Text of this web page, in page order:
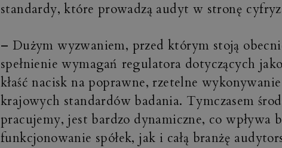
standardy, które prowadzą audyt w stronę
– Dużym wyzwaniem, przed którym stoją
spełnienie wymagań regulatora dotyczących
kłaść nacisk na poprawne, rzetelne
krajowych standardów badania. Tymczasem
pracujemy, jest bardzo dynamiczne, co wpływa
funkcjonowanie spółek, jak i całą branżę